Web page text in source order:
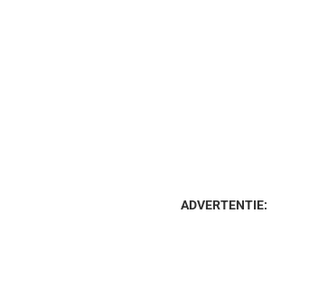
ADVERTENTIE: